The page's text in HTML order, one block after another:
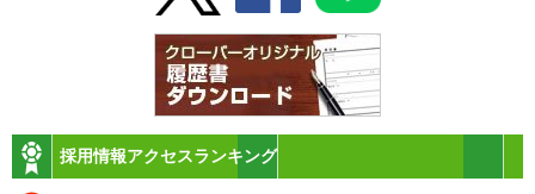
採用情報アクセスランキング